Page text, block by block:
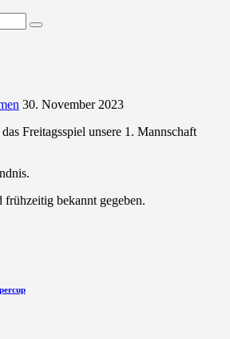
30. November 2023
Freitagsspiel unsere 1. Mannschaft
bekannt gegeben.